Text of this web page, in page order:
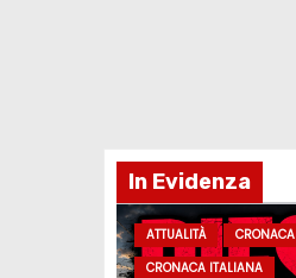
In Evidenza
ATTUALITÀ
CRONACA
CRONACA ITALIANA